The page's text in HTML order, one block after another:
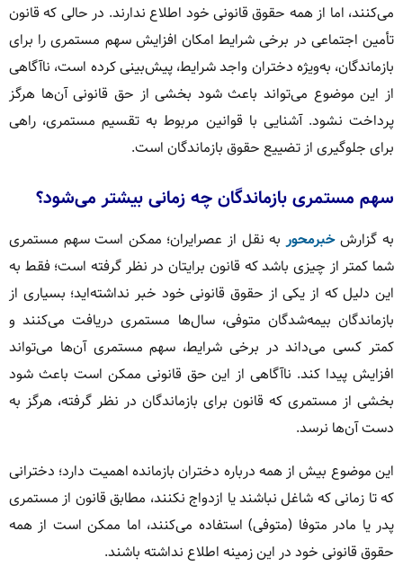
می‌کنند، اما از همه حقوق قانونی خود اطلاع ندارند. در حالی که قانون
تأمین اجتماعی در برخی شرایط امکان افزایش سهم مستمری را برای
بازماندگان، به‌ویژه دختران واجد شرایط، پیش‌بینی کرده است، ناآگاهی
از این موضوع می‌تواند باعث شود بخشی از حق قانونی آن‌ها هرگز
پرداخت نشود. آشنایی با قوانین مربوط به تقسیم مستمری، راهی
برای جلوگیری از تضییع حقوق بازماندگان است.
سهم مستمری بازماندگان چه زمانی بیشتر می‌شود؟
به گزارشخبرمحور به نقل از عصرایران؛ ممکن است سهم مستمری
شما کمتر از چیزی باشد که قانون برایتان در نظر گرفته است؛ فقط به
این دلیل که از یکی از حقوق قانونی خود خبر نداشته‌اید؛ بسیاری از
بازماندگان بیمه‌شدگان متوفی، سال‌ها مستمری دریافت می‌کنند و
کمتر کسی می‌داند در برخی شرایط، سهم مستمری آن‌ها می‌تواند
افزایش پیدا کند. ناآگاهی از این حق قانونی ممکن است باعث شود
بخشی از مستمری که قانون برای بازماندگان در نظر گرفته، هرگز به
دست آن‌ها نرسد.
این موضوع بیش از همه درباره دختران بازمانده اهمیت دارد؛ دخترانی
که تا زمانی که شاغل نباشند یا ازدواج نکنند، مطابق قانون از مستمری
پدر یا مادر متوفا (متوفی) استفاده می‌کنند، اما ممکن است از همه
حقوق قانونی خود در این زمینه اطلاع نداشته باشند.